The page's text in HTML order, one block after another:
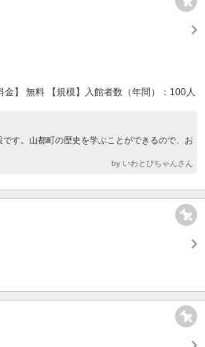
】 無料 【規模】入館者数（年間）：100人
す。山都町の歴史を学ぶことができるので、お
by いわとびちゃんさん